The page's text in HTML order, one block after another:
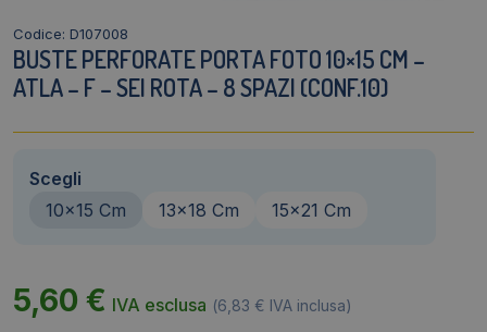
Codice: D107008
BUSTE PERFORATE PORTA FOTO 10×15 CM –
ATLA – F – SEI ROTA – 8 SPAZI (CONF.10)
Scegli
10x15 Cm
13x18 Cm 15x21 Cm
5,60 € IVA esclusa (6,83 € IVA inclusa)